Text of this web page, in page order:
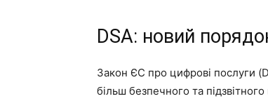
DSA: новий
Закон ЄС про цифрові послуги
більш безпечного та